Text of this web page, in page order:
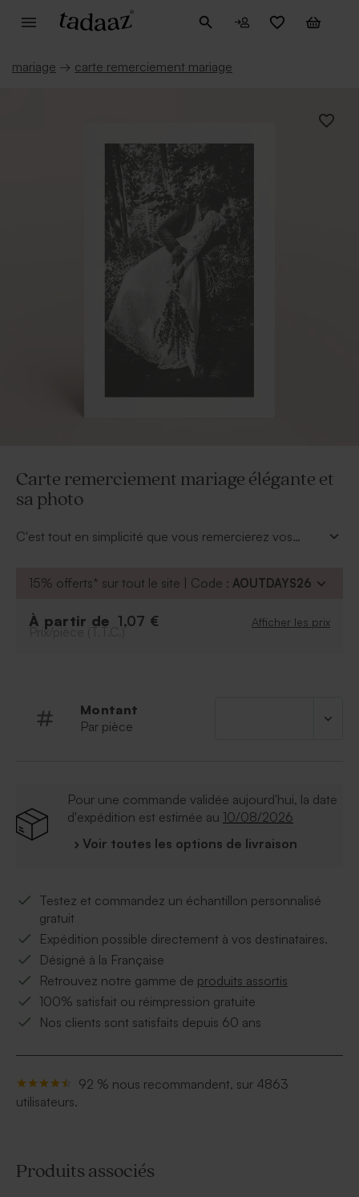
mariage → carte remerciement mariage
Carte remerciement mariage élégante et
sa photo
C'est tout en simplicité que vous remercierez vos
votre union. Un recto pour votre photo et le verso est
15% offerts* sur tout le site | Code : AOUTDAYS26
À partir de 1,07 € Afficher les prix
Prix/pièce (T.T.C.)
Montant
Par pièce
Pour une commande validée aujourd'hui, la date
d'expédition est estimée au 10/08/2026
› Voir toutes les options de livraison
Testez et commandez un échantillon personnalisé
gratuit
Expédition possible directement à vos destinataires.
Désigné à la Française
Retrouvez notre gamme de produits assortis
100% satisfait ou réimpression gratuite
Nos clients sont satisfaits depuis 60 ans
92 % nous recommandent, sur 4863
utilisateurs.
Produits associés